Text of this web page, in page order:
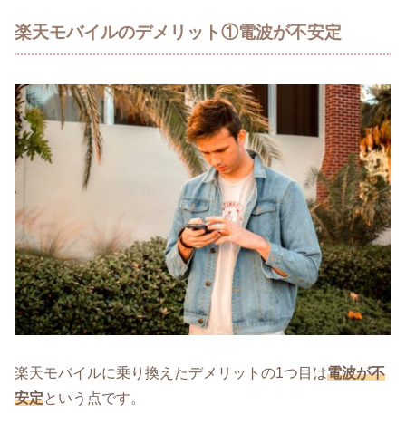
楽天モバイルのデメリット①電波が不安定
楽天モバイルに乗り換えたデメリットの1つ目は電波が不
安定という点です。